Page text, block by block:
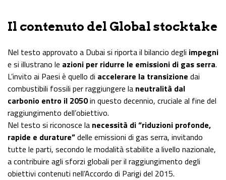
Il contenuto del Global stocktake
Nel testo approvato a Dubai si riporta il bilancio degli impegni
e si illustrano le azioni per ridurre le emissioni di gas serra.
L’invito ai Paesi è quello di accelerare la transizione dai
combustibili fossili per raggiungere la neutralità dal
carbonio entro il 2050in questo decennio, cruciale al fine del
raggiungimento dell’obiettivo.
Nel testo si riconosce la necessità di “riduzioni profonde,
rapide e durature”delle emissioni di gas serra, invitando
tutte le parti, secondo le modalità stabilite a livello nazionale,
a contribuire agli sforzi globali per il raggiungimento degli
obiettivi contenuti nell’Accordo di Parigi del 2015.